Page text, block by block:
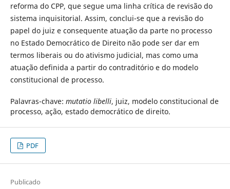
reforma do CPP, que segue uma linha crítica de revisão do
sistema inquisitorial. Assim, conclui-se que a revisão do
papel do juiz e consequente atuação da parte no processo
no Estado Democrático de Direito não pode ser dar em
termos liberais ou do ativismo judicial, mas como uma
atuação definida a partir do contraditório e do modelo
constitucional de processo.
Palavras-chave: mutatio libelli, juiz, modelo constitucional de
processo, ação, estado democrático de direito.
PDF
Publicado